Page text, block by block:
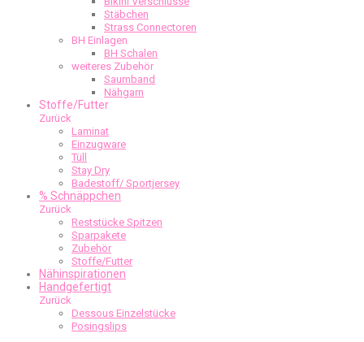
Stäbchen
Strass Connectoren
BH Einlagen
BH Schalen
weiteres Zubehör
Saumband
Nähgarn
Stoffe/Futter
Zurück
Laminat
Einzugware
Tüll
Stay Dry
Badestoff/ Sportjersey
% Schnäppchen
Zurück
Reststücke Spitzen
Sparpakete
Zubehör
Stoffe/Futter
Nähinspirationen
Handgefertigt
Zurück
Dessous Einzelstücke
Posingslips